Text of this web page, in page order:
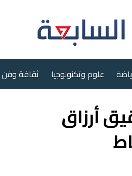
علوم وتكنولوجيا ثقافة وفن
أرزاق